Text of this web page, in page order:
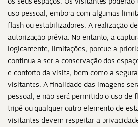
uso pessoal, embora com algumas
flash ou estabilizadores. A realização
autorização prévia. No entanto, a
logicamente, limitações, porque a
continua a ser a conservação dos
e conforto da visita, bem como a
visitantes. A finalidade das imagens
pessoal, e não será permitido o uso de
tripé ou qualquer outro elemento de
visitantes devem respeitar a